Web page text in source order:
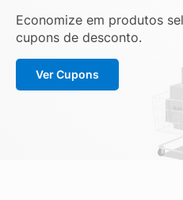
Economize em produtos
cupons de desconto.
Ver Cupons